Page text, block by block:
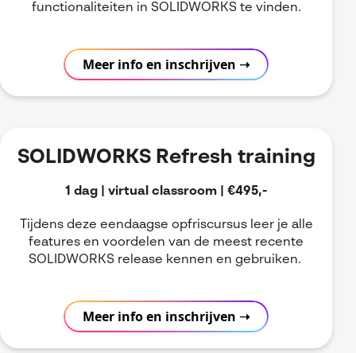
functionaliteiten in SOLIDWORKS te vinden.
Meer info en inschrijven ➝
SOLIDWORKS Refresh training
1 dag | virtual classroom | €495,-
Tijdens deze eendaagse opfriscursus leer je alle
features en voordelen van de meest recente
SOLIDWORKS release kennen en gebruiken.
Meer info en inschrijven ➝